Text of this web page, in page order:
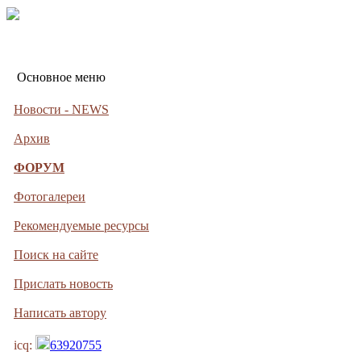
Основное меню
Новости - NEWS
Архив
ФОРУМ
Фотогалереи
Рекомендуемые ресурсы
Поиск на сайте
Прислать новость
Написать автору
icq: 63920755